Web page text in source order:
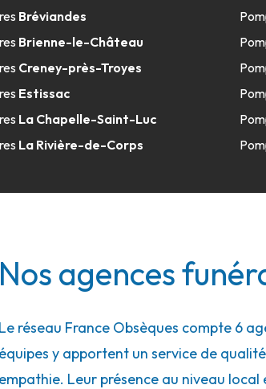
Maison Hédou - Tonnerre
-89700 Tonnerre
03 80 89 41 58
Bréviandes
Brienne-le-Château
Creney-près-Troyes
Estissac
La Chapelle-Saint-Luc
La Rivière-de-Corps
Nos agences
Le réseau France Obsèques compte 6
équipes y apportent un service de
empathie. Leur présence au niveau